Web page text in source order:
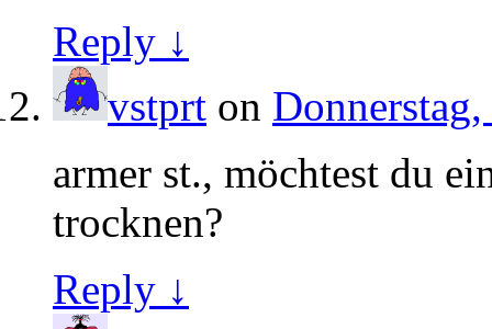
Reply ↓
vstprt on
armer st., möchtest du
trocknen?
Reply ↓